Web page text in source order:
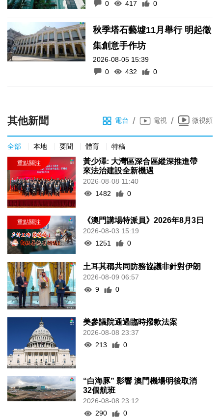
0 417 0
秋季塔石藝墟11月舉行 明起徵
集創意手作坊
2026-08-05 15:39
0
432 0
其他新聞 電台 / 電視 / 微視頻
全部 本地 要聞 體育 特稿
黃少澤: 大灣區深合區縱深推進帶
來法治建設全新機遇
2026-08-08 11:40
1482
0
《澳門講場特派員》2026年8月3日
2026-08-03 15:19
1251
0
土耳其稱共同防務協議非針對伊朗
2026-08-09 06:57
9
0
美參議院通過臨時撥款法案
2026-08-08 23:37
213
0
“白海豚” 影響 澳門機場明後取消
32個航班
2026-08-08 23:12
290
0